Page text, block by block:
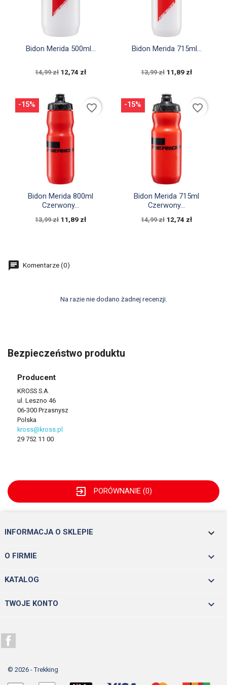
Szybki podgląd
Bidon Merida 500ml...
14,99 zł 12,74 zł
Szybki podgląd
Bidon Merida 715ml...
13,99 zł 11,89 zł
Szybki podgląd
Bidon Merida 800ml
Czerwony...
13,99 zł 11,89 zł
-15% favorite_border
Szybki podgląd
Bidon Merida 715ml
Czerwony...
14,99 zł 12,74 zł
-15% favorite_border
Komentarze (0)
Na razie nie dodano żadnej recenzji.
Bezpieczeństwo produktu
Producent
KROSS S.A.
ul. Leszno 46
06-300 Przasnysz
Polska
kross@kross.pl
29 752 11 00
exit_to_app PORÓWNANIE (0)
INFORMACJA O SKLEPIE keyboard_arrow_down
O FIRMIE 
KATALOG 
TWOJE KONTO 
© 2026 - Trekking